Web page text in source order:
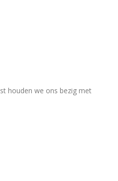
houden we ons bezig met